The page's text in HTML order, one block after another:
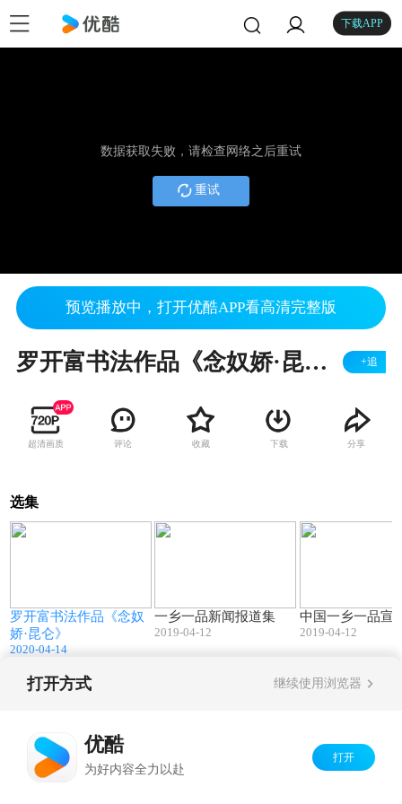
下载APP
数据获取失败，请检查网络之后重试
重试
预览播放中，打开优酷APP看高清完整版
罗开富书法作品《念奴娇·昆仑》 +追
超清画质 评论 收藏 下载 分享
选集
罗开富书法作品《念奴
娇·昆仑》
2020-04-14
一乡一品新闻报道集
2019-04-12
中国一乡一品宣
2019-04-12
打开方式 继续使用浏览器
优酷
为好内容全力以赴
打开